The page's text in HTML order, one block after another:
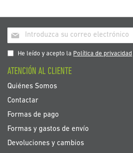
Inscríbase
a
nuestro
de
noticias:
He leído y acepto la Política de privacidad
ATENCIÓN AL CLIENTE
Quiénes Somos
Contactar
Formas de pago
Formas y gastos de envío
Devoluciones y cambios